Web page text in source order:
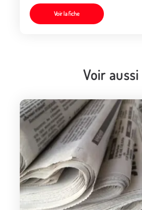
Voir la fiche
Voir aussi